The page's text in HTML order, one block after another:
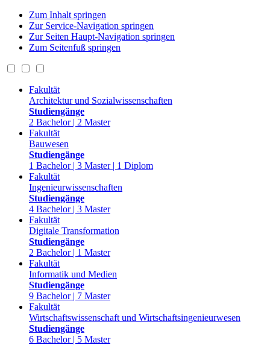
Zum Inhalt springen
Zur Service-Navigation springen
Zur Seiten Haupt-Navigation springen
Zum Seitenfuß springen
Fakultät
Architektur und Sozialwissenschaften
Studiengänge
2 Bachelor | 2 Master
Fakultät
Bauwesen
Studiengänge
1 Bachelor | 3 Master | 1 Diplom
Fakultät
Ingenieurwissenschaften
Studiengänge
4 Bachelor | 3 Master
Fakultät
Digitale Transformation
Studiengänge
2 Bachelor | 1 Master
Fakultät
Informatik und Medien
Studiengänge
9 Bachelor | 7 Master
Fakultät
Wirtschaftswissenschaft und Wirtschaftsingenieurwesen
Studiengänge
6 Bachelor | 5 Master